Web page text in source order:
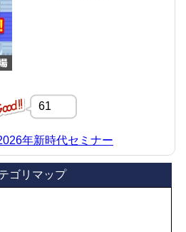
61
年新時代セミナー
ゴリマップ